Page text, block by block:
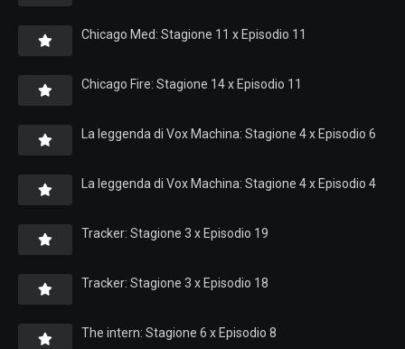
Chicago Med: Stagione 11 x Episodio 11
Chicago Fire: Stagione 14 x Episodio 11
La leggenda di Vox Machina: Stagione 4 x Episodio 6
La leggenda di Vox Machina: Stagione 4 x Episodio 4
Tracker: Stagione 3 x Episodio 19
Tracker: Stagione 3 x Episodio 18
The intern: Stagione 6 x Episodio 8